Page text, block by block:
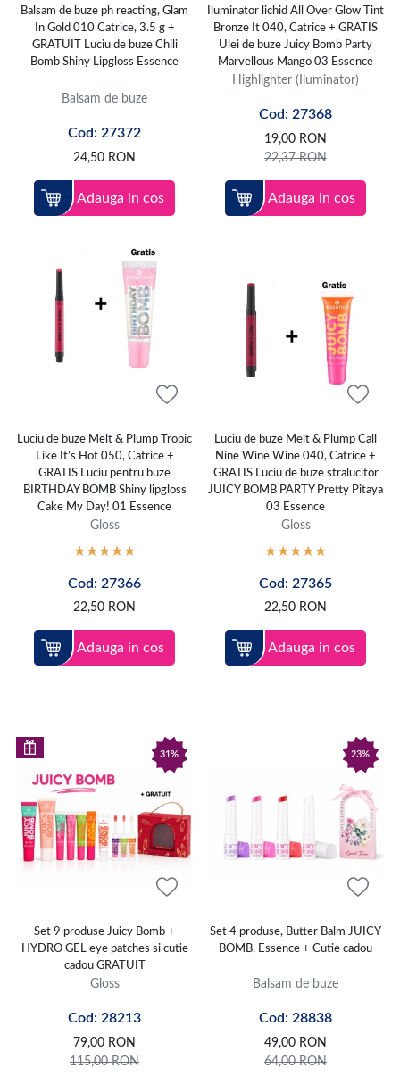
Balsam de buze ph reacting, Glam
In Gold 010 Catrice, 3.5 g +
GRATUIT Luciu de buze Chili
Bomb Shiny Lipgloss Essence
Balsam de buze
Cod: 27372
24,50 RON
Adauga in cos
Iluminator lichid All Over Glow Tint
Bronze It 040, Catrice + GRATIS
Ulei de buze Juicy Bomb Party
Marvellous Mango 03 Essence
Highlighter (Iluminator)
Cod: 27368
19,00 RON
22,37RON
Adauga in cos
Luciu de buze Melt & Plump Tropic
Like It’s Hot 050, Catrice +
GRATIS Luciu pentru buze
BIRTHDAY BOMB Shiny lipgloss
Cake My Day! 01 Essence
Gloss
Cod: 27366
22,50 RON
Adauga in cos
Luciu de buze Melt & Plump Call
Nine Wine Wine 040, Catrice +
GRATIS Luciu de buze stralucitor
JUICY BOMB PARTY Pretty Pitaya
03 Essence
Gloss
Cod: 27365
22,50 RON
Adauga in cos
31%
Set 9 produse Juicy Bomb +
HYDRO GEL eye patches si cutie
cadou GRATUIT
Gloss
Cod: 28213
79,00 RON
115,00RON
23%
Set 4 produse, Butter Balm JUICY
BOMB, Essence + Cutie cadou
Balsam de buze
Cod: 28838
49,00 RON
64,00RON